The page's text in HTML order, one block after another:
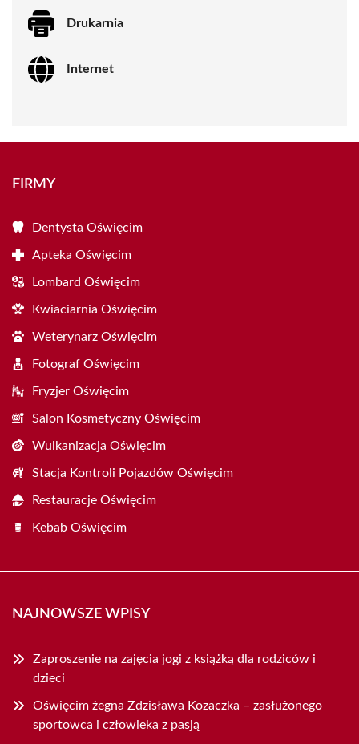
Drukarnia
Internet
FIRMY
Dentysta Oświęcim
Apteka Oświęcim
Lombard Oświęcim
Kwiaciarnia Oświęcim
Weterynarz Oświęcim
Fotograf Oświęcim
Fryzjer Oświęcim
Salon Kosmetyczny Oświęcim
Wulkanizacja Oświęcim
Stacja Kontroli Pojazdów Oświęcim
Restauracje Oświęcim
Kebab Oświęcim
NAJNOWSZE WPISY
Zaproszenie na zajęcia jogi z książką dla rodziców i
dzieci
Oświęcim żegna Zdzisława Kozaczka – zasłużonego
sportowca i człowieka z pasją